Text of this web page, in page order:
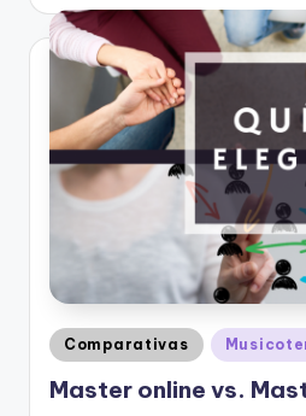
Publicado
en
Comparativas
Master online vs.